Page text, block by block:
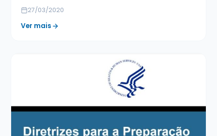
27/03/2020
Ver mais